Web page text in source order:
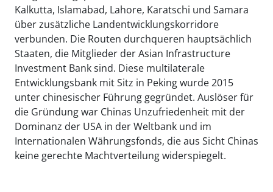
Kalkutta, Islamabad, Lahore, Karatschi und Samara
über zusätzliche Landentwicklungskorridore
verbunden. Die Routen durchqueren hauptsächlich
Staaten, die Mitglieder der Asian Infrastructure
Investment Bank sind. Diese multilaterale
Entwicklungsbank mit Sitz in Peking wurde 2015
unter chinesischer Führung gegründet. Auslöser für
die Gründung war Chinas Unzufriedenheit mit der
Dominanz der USA in der Weltbank und im
Internationalen Währungsfonds, die aus Sicht Chinas
keine gerechte Machtverteilung widerspiegelt.